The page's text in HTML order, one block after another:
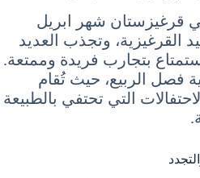
قرغيزستان شهر ابريل
القرغيزية، وتجذب العديد
بتجارب فريدة وممتعة.
فصل الربيع، حيث تُقام
التي تحتفي بالطبيعة